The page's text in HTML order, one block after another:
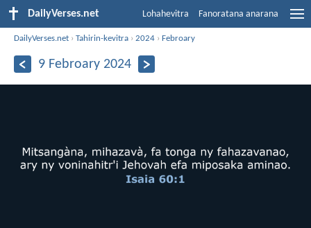
DailyVerses.net Lohahevitra Fanoratana anarana
DailyVerses.net ›Tahirin-kevitra ›2024 ›Febroary
9 Febroary 2024